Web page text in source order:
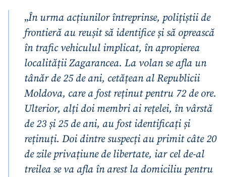
„În urma acțiunilor întreprinse, polițiștii de
frontieră au reușit să identifice și să oprească
în trafic vehiculul implicat, în apropierea
localității Zagarancea. La volan se afla un
tânăr de 25 de ani, cetățean al Republicii
Moldova, care a fost reținut pentru 72 de ore.
Ulterior, alți doi membri ai rețelei, în vârstă
de 23 și 25 de ani, au fost identificați și
reținuți. Doi dintre suspecți au primit câte 20
de zile privațiune de libertate, iar cel de-al
treilea se va afla în arest la domiciliu pentru